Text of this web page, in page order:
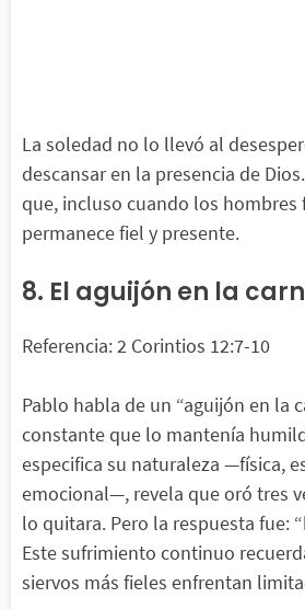
La soledad no lo llevó al
descansar en la presencia de
que, incluso cuando los hombres
permanece fiel y presente.
8. El aguijón en la
Referencia: 2 Corintios 12:7-10
Pablo habla de un “aguijón en la
constante que lo mantenía
especifica su naturaleza —física,
emocional—, revela que oró tres
lo quitara. Pero la respuesta fue:
Este sufrimiento continuo
siervos más fieles enfrentan